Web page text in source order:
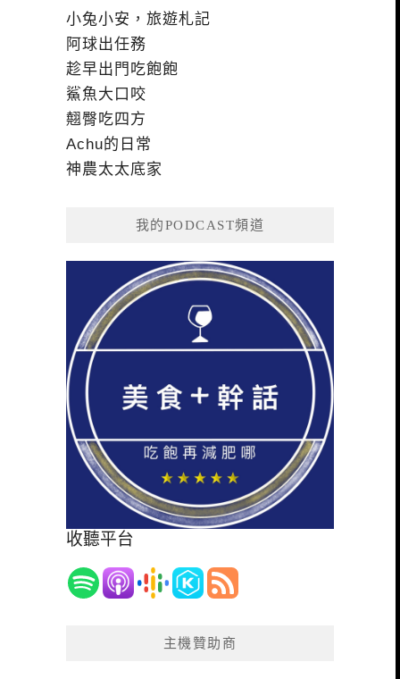
小兔小安，旅遊札記
阿球出任務
趁早出門吃飽飽
鯊魚大口咬
翹臀吃四方
Achu的日常
神農太太底家
我的PODCAST頻道
收聽平台
主機贊助商